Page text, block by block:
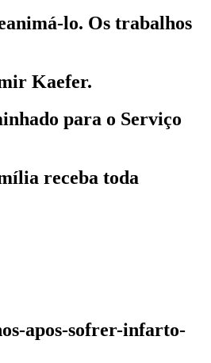
lo. Os trabalhos
Kaefer.
para o Serviço
receba toda
apos-sofrer-infarto-